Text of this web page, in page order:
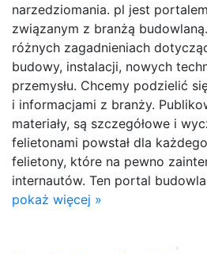
narzedziomania. pl jest
związanym z branżą
różnych zagadnieniach
budowy, instalacji, nowych
przemysłu. Chcemy podzielić
i informacjami z branży.
materiały, są szczegółowe i
felietonami powstał dla
felietony, które na pewno
internautów. Ten portal
pokaż więcej »